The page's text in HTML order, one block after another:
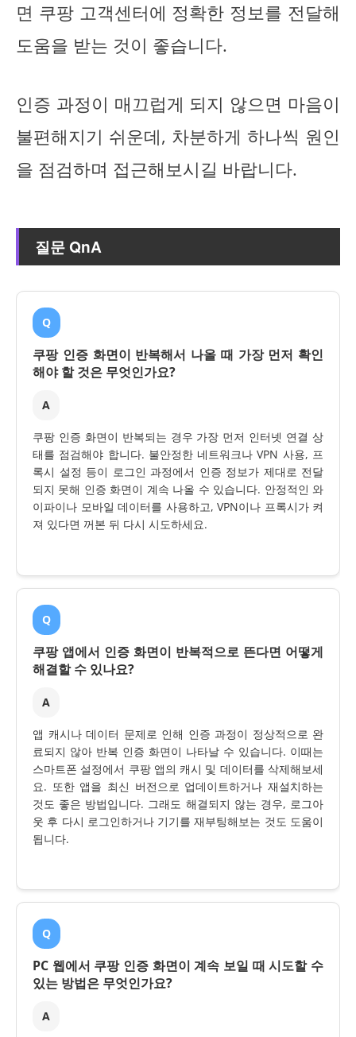
면 쿠팡 고객센터에 정확한 정보를 전달해
도움을 받는 것이 좋습니다.
인증 과정이 매끄럽게 되지 않으면 마음이
불편해지기 쉬운데, 차분하게 하나씩 원인
을 점검하며 접근해보시길 바랍니다.
질문 QnA
Q
쿠팡 인증 화면이 반복해서 나올 때 가장 먼저 확인
해야 할 것은 무엇인가요?
A
쿠팡 인증 화면이 반복되는 경우 가장 먼저 인터넷 연결 상
태를 점검해야 합니다. 불안정한 네트워크나 VPN 사용, 프
록시 설정 등이 로그인 과정에서 인증 정보가 제대로 전달
되지 못해 인증 화면이 계속 나올 수 있습니다. 안정적인 와
이파이나 모바일 데이터를 사용하고, VPN이나 프록시가 켜
져 있다면 꺼본 뒤 다시 시도하세요.
Q
쿠팡 앱에서 인증 화면이 반복적으로 뜬다면 어떻게
해결할 수 있나요?
A
앱 캐시나 데이터 문제로 인해 인증 과정이 정상적으로 완
료되지 않아 반복 인증 화면이 나타날 수 있습니다. 이때는
스마트폰 설정에서 쿠팡 앱의 캐시 및 데이터를 삭제해보세
요. 또한 앱을 최신 버전으로 업데이트하거나 재설치하는
것도 좋은 방법입니다. 그래도 해결되지 않는 경우, 로그아
웃 후 다시 로그인하거나 기기를 재부팅해보는 것도 도움이
됩니다.
Q
PC 웹에서 쿠팡 인증 화면이 계속 보일 때 시도할 수
있는 방법은 무엇인가요?
A